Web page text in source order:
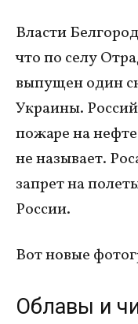
Власти
что по селу
выпущен один
Украины.
пожаре на
не называет.
запрет на
России.
Вот новые
Облавы и